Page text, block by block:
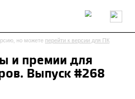
Интерьер Пресса
Архитекторы
конкурсов
но можете перейти к версии для ПК
и премии для
Выпуск #268